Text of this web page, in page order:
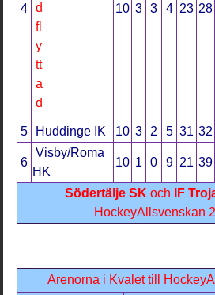
4 10 3 3 4 23 28
5 Huddinge IK 10 3 2 5 31 32
6
Visby/Roma
HK
10 1 0 9 21 39
Södertälje SK och IF
HockeyAllsvenskan
Arenorna i Kvalet till